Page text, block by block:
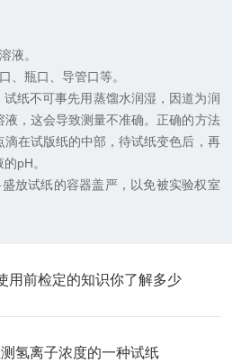
液。
瓶口、导管口等。
纸不可事先用蒸馏水润湿，因道为润
，这会导致测量不准确。正确的方法
在试版纸的中部，待试纸变色后，再
pH。
试纸的容器盖严，以免被实验权室
用前检定的知识你了解多少
氢离子浓度的一种试纸